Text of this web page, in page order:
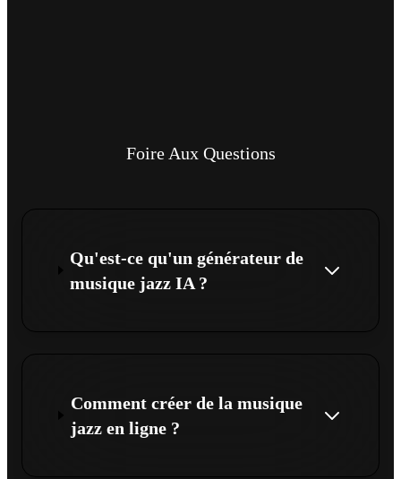
Foire Aux Questions
Qu'est-ce qu'un générateur de
musique jazz IA ?
Comment créer de la musique
jazz en ligne ?